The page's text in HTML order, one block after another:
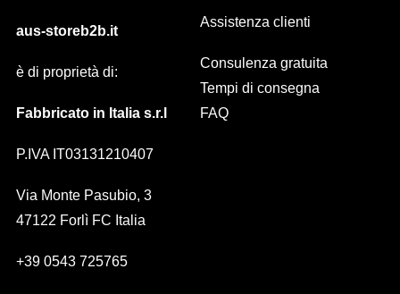
aus-storeb2b.it
è di proprietà di:
Fabbricato in Italia s.r.l
P.IVA IT03131210407
Via Monte Pasubio, 3
47122 Forlì FC Italia
+39 0543 725765
Assistenza clienti
Consulenza gratuita
Tempi di consegna
FAQ